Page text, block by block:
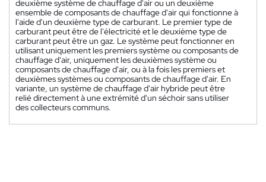
deuxième système de chauffage d'air ou un deuxième
ensemble de composants de chauffage d'air qui fonctionne à
l'aide d'un deuxième type de carburant. Le premier type de
carburant peut être de l'électricité et le deuxième type de
carburant peut être un gaz. Le système peut fonctionner en
utilisant uniquement les premiers système ou composants de
chauffage d'air, uniquement les deuxièmes système ou
composants de chauffage d'air, ou à la fois les premiers et
deuxièmes systèmes ou composants de chauffage d'air. En
variante, un système de chauffage d'air hybride peut être
relié directement à une extrémité d'un séchoir sans utiliser
des collecteurs communs.